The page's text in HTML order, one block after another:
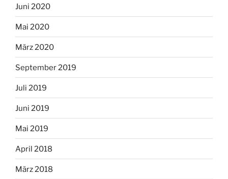
Juni 2020
Mai 2020
März 2020
September 2019
Juli 2019
Juni 2019
Mai 2019
April 2018
März 2018